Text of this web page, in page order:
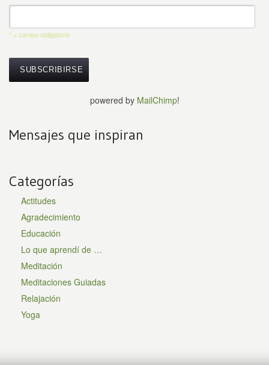
* = campo obligatorio
powered by MailChimp!
Mensajes que inspiran
Categorías
Actitudes
Agradecimiento
Educación
Lo que aprendí de …
Meditación
Meditaciones Guiadas
Relajación
Yoga